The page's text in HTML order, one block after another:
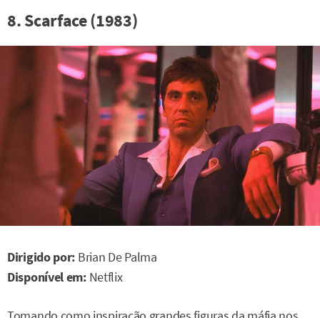
8. Scarface (1983)
Dirigido por: Brian De Palma
Disponível em:Netflix